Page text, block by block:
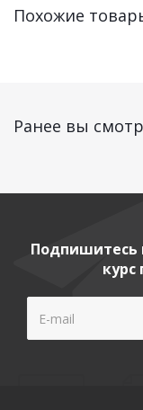
Похожие
Ранее вы
Подпишитесь
курс